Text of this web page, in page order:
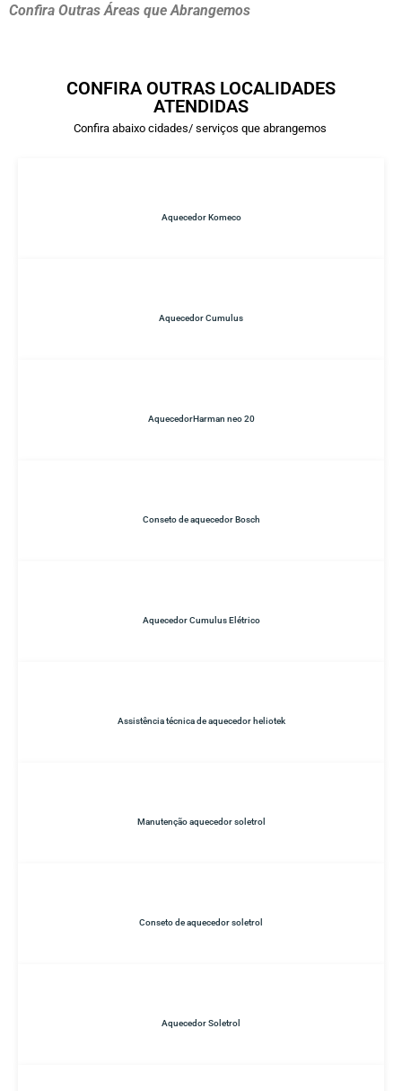
Confira Outras Áreas que Abrangemos
CONFIRA OUTRAS LOCALIDADES
ATENDIDAS
Confira abaixo cidades/ serviços que abrangemos
Aquecedor Komeco
Aquecedor Cumulus
AquecedorHarman neo 20
Conseto de aquecedor Bosch
Aquecedor Cumulus Elétrico
Assistência técnica de aquecedor heliotek
Manutenção aquecedor soletrol
Conseto de aquecedor soletrol
Aquecedor Soletrol